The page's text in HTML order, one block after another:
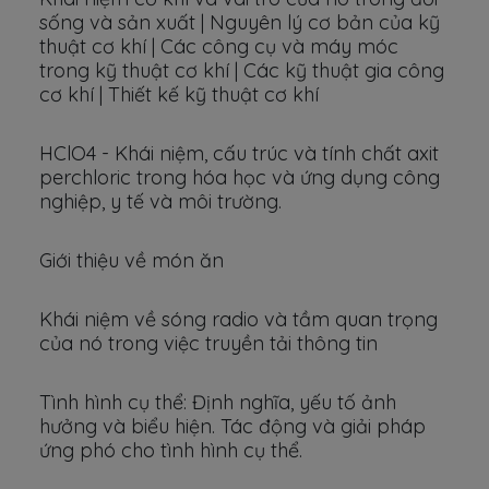
sống và sản xuất | Nguyên lý cơ bản của kỹ
thuật cơ khí | Các công cụ và máy móc
trong kỹ thuật cơ khí | Các kỹ thuật gia công
cơ khí | Thiết kế kỹ thuật cơ khí
HClO4 - Khái niệm, cấu trúc và tính chất axit
perchloric trong hóa học và ứng dụng công
nghiệp, y tế và môi trường.
Giới thiệu về món ăn
Khái niệm về sóng radio và tầm quan trọng
của nó trong việc truyền tải thông tin
Tình hình cụ thể: Định nghĩa, yếu tố ảnh
hưởng và biểu hiện. Tác động và giải pháp
ứng phó cho tình hình cụ thể.